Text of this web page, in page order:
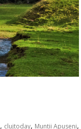
, clujtoday, Muntii Apuseni,